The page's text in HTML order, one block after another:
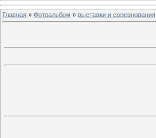
Главная » Фотоальбом » выставки и соревнования